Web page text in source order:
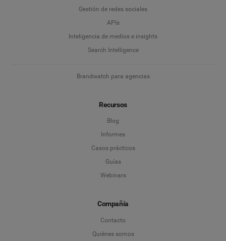
Gestión de redes sociales
APIs
Inteligencia de medios e insights
Search Intelligence
Brandwatch para agencias
Recursos
Blog
Informes
Casos prácticos
Guías
Webinars
Compañía
Contacto
Quiénes somos